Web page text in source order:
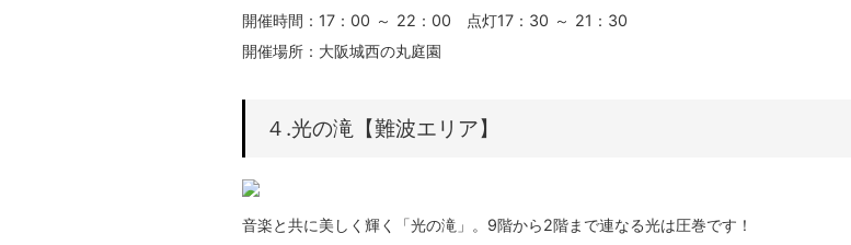
開催時間：17：00 ～ 22：00 点灯17：30 ～ 21：30
開催場所：大阪城西の丸庭園
４.光の滝【難波エリア】
⾳楽と共に美しく輝く「光の滝」。9階から2階まで連なる光は圧巻です！